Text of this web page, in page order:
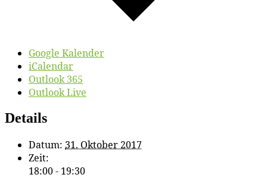
Google Kalender
iCalendar
Outlook 365
Outlook Live
Details
Datum: 31. Oktober 2017
Zeit:
18:00 - 19:30